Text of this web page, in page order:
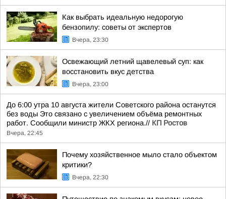
Как выбрать идеальную недорогую
бензопилу: советы от экспертов
Вчера, 23:30
Освежающий летний щавелевый суп: как
восстановить вкус детства
Вчера, 23:00
До 6:00 утра 10 августа жители Советского района останутся
без воды Это связано с увеличением объёма ремонтных
работ. Сообщили министр ЖКХ региона.// КП Ростов
Вчера, 22:45
Почему хозяйственное мыло стало объектом
критики?
Вчера, 22:30